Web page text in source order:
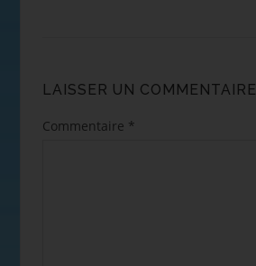
LAISSER UN COMMENTAIRE
Commentaire *